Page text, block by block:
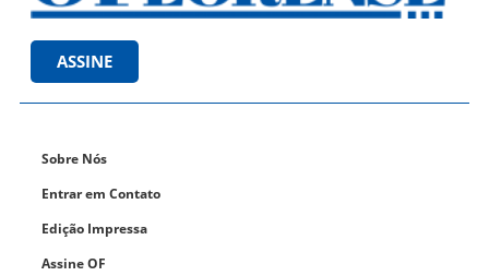
ASSINE
Sobre Nós
Entrar em Contato
Edição Impressa
Assine OF